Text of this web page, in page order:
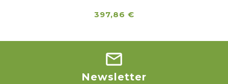
397,86 €Preis
Newsletter